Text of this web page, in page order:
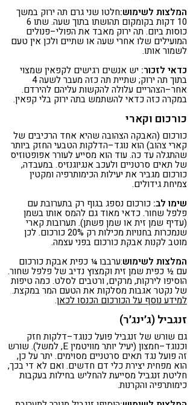
המלצות לשימוש:חלטו שני גרם תה ירוק במשך
10 דקות בקומקום תהושתו בתוך שעה. שתו 6
כוסות ביום. תה ירוק מאבד את הפולי–פנולים
המועילים שלו אחרי שעה או שתיים ולכן אין טעם
לשמור אותו.
כדאי לזכור: יש אנשים רגישים לקפאין שמצוי
בתוך תה ירוק; שתיית תה כזה מעבר לשעה 4
אחר–הצהריים עלולה להקשות עליהם להירדם.
במקרה כזה כדאי להשתמש בתה ירוק בלי קפאין.
כורכום וקארי
כורכום (האבקה הצהובה שהיא אחד הרכיבים של
קארי צהוב) הוא נוגד–הדלקות הטבעי החזק ביותר
שהתגלה עד כה. עוד הוא מסייע לעורר אפופטוזיס
של תאים סרטניים ולעכב אנגיוגנזיס. במעבדה,
כורכום מגביר את יעילות הכימותרפיה ומקטין
צמיחת גידולים.
שימו לב: כורכום נספג בגוף רק בתערובת עם
פלפל שחור. כדאי מאוד גם להמס אותו בשמן
(עדיף שמן זית או שמן פשתן). תערובות קארי
שנמכרות בחנויות מכילות רק 20% כורכום. לכן
מוטב לקנות אבקת כורכום בפני עצמה.
המלצות לשימוש:ערבבו ¼ כפית אבקת כורכום
עם ½ כפית שמן זית וקמצוץ נדיב של פלפל שחור.
הוסיפו לירקות, מרקים, ורטבים לסלט. כמה טיפות
של נקטר אגבות מסלקות את הטעם המר במקצת.
למידע נוסף על הכורכום הכנסו לכאן.
זנגביל (ג׳ינג׳ר)
גם שורש של זנגביל פועל כנוגד–דלקות חזק
וכנוגד–חמצון (יעיל יותר מוויטמין E, למשל). שורש
זה פועל נגד תאים סרטניים מסוימים. יתר על כן,
הוא מפחית יצירת כלי דם חדשים. ואם לא די בכך,
חליטת זנגביל מסייעת להחליש בחילות בעקבות
כימותרפיה והקרנות.